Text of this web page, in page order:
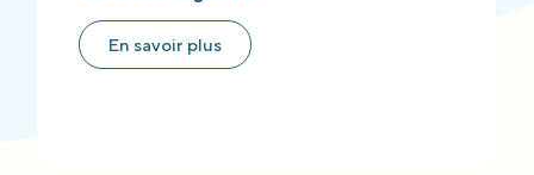
En savoir plus